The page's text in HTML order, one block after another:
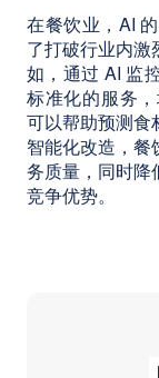
在餐饮业，AI
了打破行业内激
如，通过 AI 监
标准化的服务
可以帮助预测食
智能化改造，餐
务质量，同时降
竞争优势。